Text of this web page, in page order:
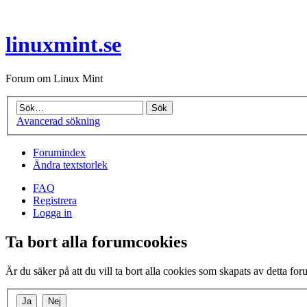
linuxmint.se
Forum om Linux Mint
Avancerad sökning
Forumindex
Ändra textstorlek
FAQ
Registrera
Logga in
Ta bort alla forumcookies
Är du säker på att du vill ta bort alla cookies som skapats av detta